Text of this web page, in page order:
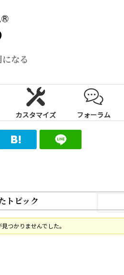
なる
カスタマイズ フォーラム
トピック
つかりませんでした。